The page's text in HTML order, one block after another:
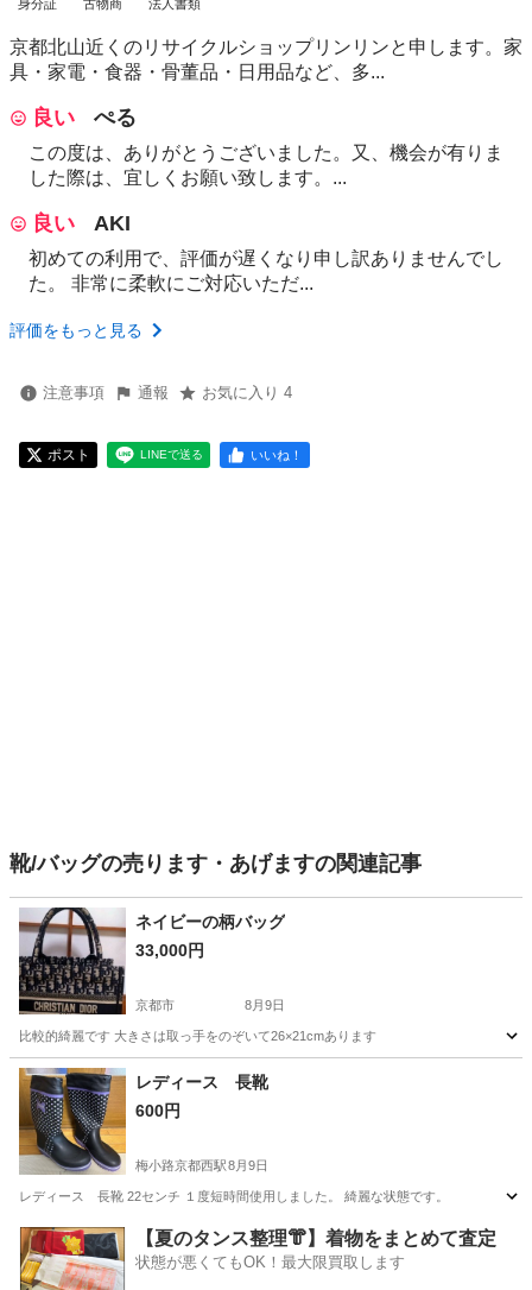
身分証 古物商 法人書類
京都北山近くのリサイクルショップリンリンと申します。家
具・家電・食器・骨董品・日用品など、多...
良い ぺる
この度は、ありがとうございました。又、機会が有りま
した際は、宜しくお願い致します。...
良い AKI
初めての利用で、評価が遅くなり申し訳ありませんでし
た。 非常に柔軟にご対応いただ...
評価をもっと見る
注意事項 通報 お気に入り 4
ポスト LINEで送る いいね！
靴/バッグの売ります・あげますの関連記事
ネイビーの柄バッグ
33,000円
京都市 8月9日
比較的綺麗です 大きさは取っ手をのぞいて26×21cmあります
京都 京都市 バッグ
レディース 長靴
600円
梅小路京都西駅8月9日
レディース 長靴 22センチ １度短時間使用しました。 綺麗な状態です。
京都 京都市 梅小路京都西駅 靴 状態
【夏のタンス整理👘】着物をまとめて査定
状態が悪くてもOK！最大限買取します